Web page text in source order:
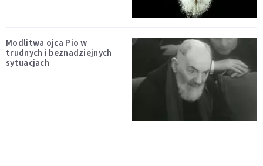
Modlitwa ojca Pio w
trudnych i beznadziejnych
sytuacjach